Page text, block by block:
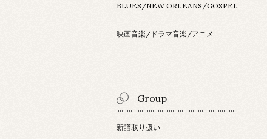
BLUES/NEW ORLEANS/GOSPEL
映画音楽/ドラマ音楽/アニメ
Group
新譜取り扱い